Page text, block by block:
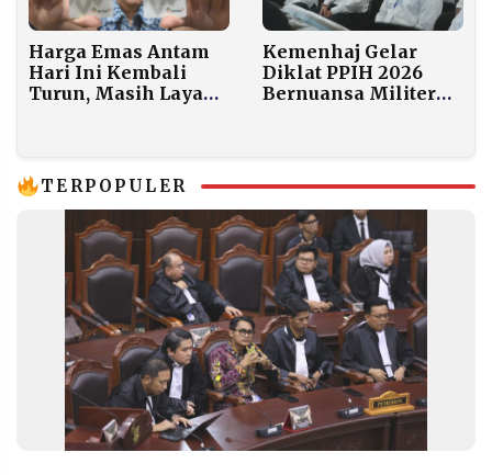
Harga Emas Antam
Hari Ini Kembali
Turun, Masih Layak
Kemenhaj Gelar
Diklat PPIH 2026
Bernuansa Militer
TERPOPULER